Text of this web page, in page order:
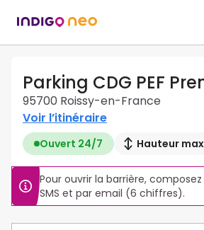
Parking CDG PEF
95700 Roissy-en-France
Voir l’itinéraire
Ouvert 24/7 Hauteur max
Pour ouvrir la barrière,
SMS et par email (6 chiffres).